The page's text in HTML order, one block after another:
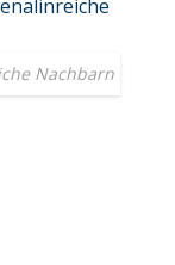
Nachbarn